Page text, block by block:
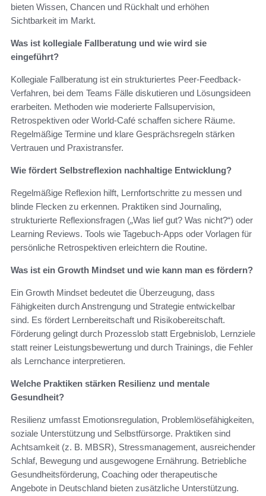
bieten Wissen, Chancen und Rückhalt und erhöhen
Sichtbarkeit im Markt.
Was ist kollegiale Fallberatung und wie wird sie
eingeführt?
Kollegiale Fallberatung ist ein strukturiertes Peer-Feedback-
Verfahren, bei dem Teams Fälle diskutieren und Lösungsideen
erarbeiten. Methoden wie moderierte Fallsupervision,
Retrospektiven oder World-Café schaffen sichere Räume.
Regelmäßige Termine und klare Gesprächsregeln stärken
Vertrauen und Praxistransfer.
Wie fördert Selbstreflexion nachhaltige Entwicklung?
Regelmäßige Reflexion hilft, Lernfortschritte zu messen und
blinde Flecken zu erkennen. Praktiken sind Journaling,
strukturierte Reflexionsfragen („Was lief gut? Was nicht?“) oder
Learning Reviews. Tools wie Tagebuch-Apps oder Vorlagen für
persönliche Retrospektiven erleichtern die Routine.
Was ist ein Growth Mindset und wie kann man es fördern?
Ein Growth Mindset bedeutet die Überzeugung, dass
Fähigkeiten durch Anstrengung und Strategie entwickelbar
sind. Es fördert Lernbereitschaft und Risikobereitschaft.
Förderung gelingt durch Prozesslob statt Ergebnislob, Lernziele
statt reiner Leistungsbewertung und durch Trainings, die Fehler
als Lernchance interpretieren.
Welche Praktiken stärken Resilienz und mentale
Gesundheit?
Resilienz umfasst Emotionsregulation, Problemlösefähigkeiten,
soziale Unterstützung und Selbstfürsorge. Praktiken sind
Achtsamkeit (z. B. MBSR), Stressmanagement, ausreichender
Schlaf, Bewegung und ausgewogene Ernährung. Betriebliche
Gesundheitsförderung, Coaching oder therapeutische
Angebote in Deutschland bieten zusätzliche Unterstützung.